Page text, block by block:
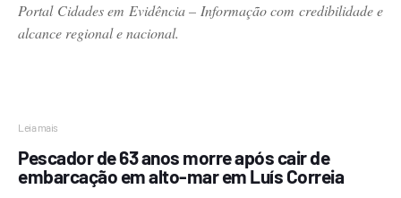
Portal Cidades em Evidência – Informação com credibilidade e
alcance regional e nacional.
Leia mais
Pescador de 63 anos morre após cair de
embarcação em alto-mar em Luís Correia